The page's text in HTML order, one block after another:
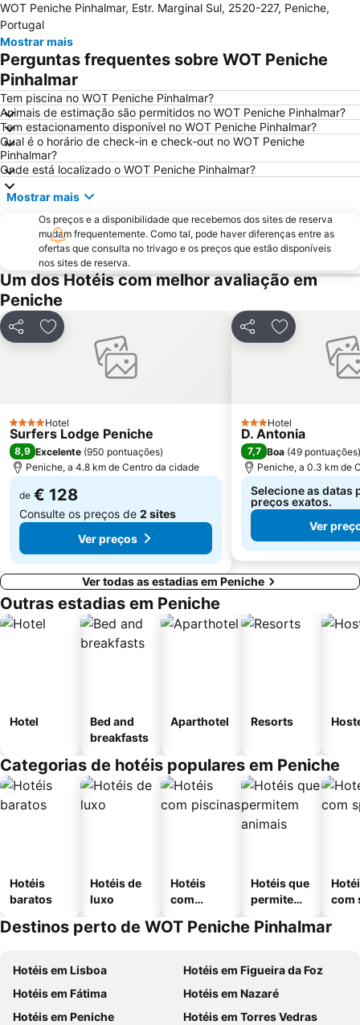
Buddha Eden Garden - Jardim da Paz
Praia das Berlengas
Serra do Montejunto
Porto Novo Beach
Castelo de Óbidos
Paredes de Vitória
Praia d'el Rey
Campo Real Golf Course
Da Foz do Arelho
Bom Sucesso
Reserva Natural das Ilhas Berlengas
Igreja Paroquial de Pataias
Praia de Pedra do Ouro
Praia Norte
Praia do Bom Sucesso
Porto das Barcas
Foz do Lizandro Beach
Touril de Atouguia da Baleia
Praia do Sul-Praia da Baleia
Palácio e Convento de Mafra
Praia do Salgado
Praia de São Bernardino
Pelourinho de Alfeizerão
Praia de Vale Furado
Olhos d'Água de Olho Marinho
Pelos Caminhos da Batalha do Vimeiro
Paisagem Protegida da Serra de Montejunto
Praia de São Julião
Forte São João Baptista - Berlengas
D'EL Rei Beach
Praia de Santa Helena
WOT Peniche Pinhalmar, Estr. Marginal Sul, 2520-227, Peniche,
Portugal
Mostrar mais
Perguntas frequentes sobre WOT Peniche
Pinhalmar
Tem piscina no WOT Peniche Pinhalmar?
Animais de estimação são permitidos no WOT Peniche Pinhalmar?
Tem estacionamento disponível no WOT Peniche Pinhalmar?
Qual é o horário de check-in e check-out no WOT Peniche
Pinhalmar?
Onde está localizado o WOT Peniche Pinhalmar?
Mostrar mais
Os preços e a disponibilidade que recebemos dos sites de reserva
mudam frequentemente. Como tal, pode haver diferenças entre as
ofertas que consulta no trivago e os preços que estão disponíveis
nos sites de reserva.
Um dos Hotéis com melhor avaliação em
Peniche
PartilharAdicionar aos favoritos
4 Estrelas
Hotel
Surfers Lodge Peniche
8,9 Excelente (950 pontuações)
Peniche, a 4.8 km de Centro da cidade
de € 128
Consulte os preços de 2 sites
Ver preços
PartilharAdicionar
3 Estrelas
Hotel
D. Antonia
7,7 Boa (49 pontuações)
Peniche, a 0.3 km de
Selecione as datas
preços exatos.
Ver
Ver todas as estadias em Peniche
Outras estadias em Peniche
Hotel
Bed and
breakfasts
Aparthotel Resorts
Categorias de hotéis populares em Peniche
Hotéis
baratos
Hotéis de
luxo
Hotéis
com
Hotéis que
permitem
com
Destinos perto de WOT Peniche Pinhalmar
Hotéis em Lisboa
Hotéis em Figueira da Foz
Hotéis em Fátima
Hotéis em Nazaré
Hotéis em Peniche
Hotéis em Torres Vedras